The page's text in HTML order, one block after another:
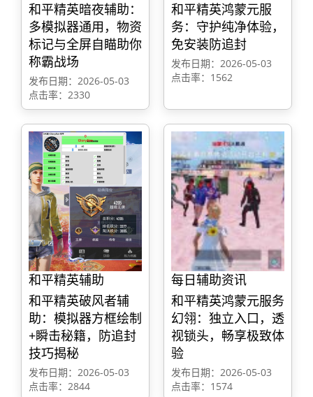
和平精英暗夜辅助：
多模拟器通用，物资
标记与全屏自瞄助你
称霸战场
发布日期：2026-05-03
点击率：2330
和平精英鸿蒙元服
务：守护纯净体验，
免安装防追封
发布日期：2026-05-03
点击率：1562
和平精英辅助
和平精英破风者辅
助：模拟器方框绘制
+瞬击秘籍，防追封
技巧揭秘
发布日期：2026-05-03
点击率：2844
每日辅助资讯
和平精英鸿蒙元服务
幻翎：独立入口，透
视锁头，畅享极致体
验
发布日期：2026-05-03
点击率：1574